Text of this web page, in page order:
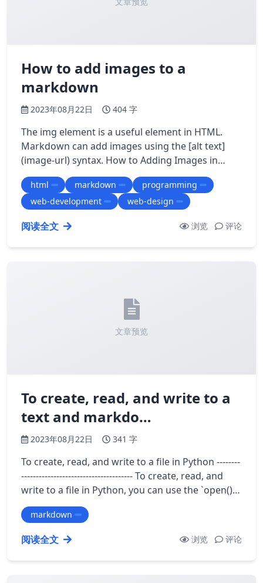
How to add images to a
markdown
2023年08月22日 404 字
The img element is a useful element in HTML.
Markdown can add images using the [alt text]
(image-url) syntax. How to Adding Images in
Markdown -------------------------------- …
html markdown
programming
web-development
web-design
阅读全文 浏览 评论
文章预览
To create, read, and write to a
text and markdo…
2023年08月22日 341 字
To create, read, and write to a file in Python --------
-------------------------------------- To create, read, and
write to a file in Python, you can use the `open()`
function. …
markdown
阅读全文 浏览 评论